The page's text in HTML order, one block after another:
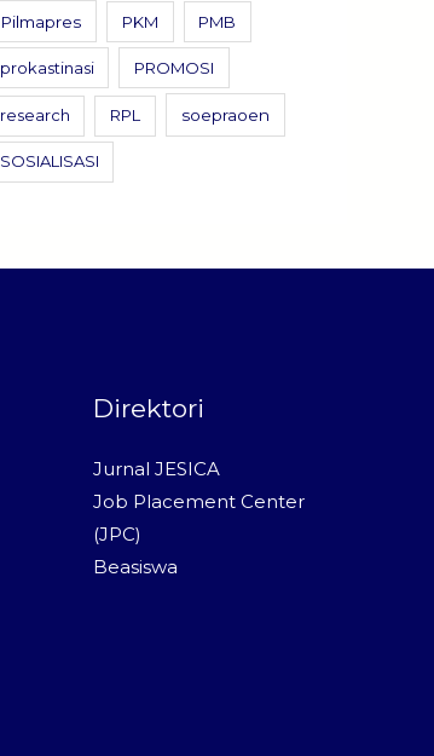
Pilmapres PKM PMB
prokastinasi PROMOSI
research RPL soepraoen
SOSIALISASI
Direktori
Jurnal JESICA
Job Placement Center
(JPC)
Beasiswa